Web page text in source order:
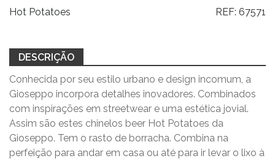
Hot Potatoes REF: 67571
DESCRIÇÃO
Conhecida por seu estilo urbano e design incomum, a
Gioseppo incorpora detalhes inovadores. Combinados
com inspirações em streetwear e uma estética jovial.
Assim são estes chinelos beer Hot Potatoes da
Gioseppo. Tem o rasto de borracha. Combina na
perfeição para andar em casa ou até para ir levar o lixo à